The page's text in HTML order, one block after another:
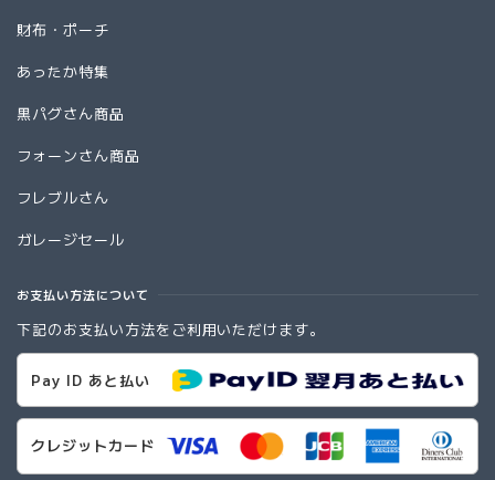
財布・ポーチ
あったか特集
黒パグさん商品
フォーンさん商品
フレブルさん
ガレージセール
お支払い方法について
下記のお支払い方法をご利用いただけます。
Pay ID あと払い
クレジットカード